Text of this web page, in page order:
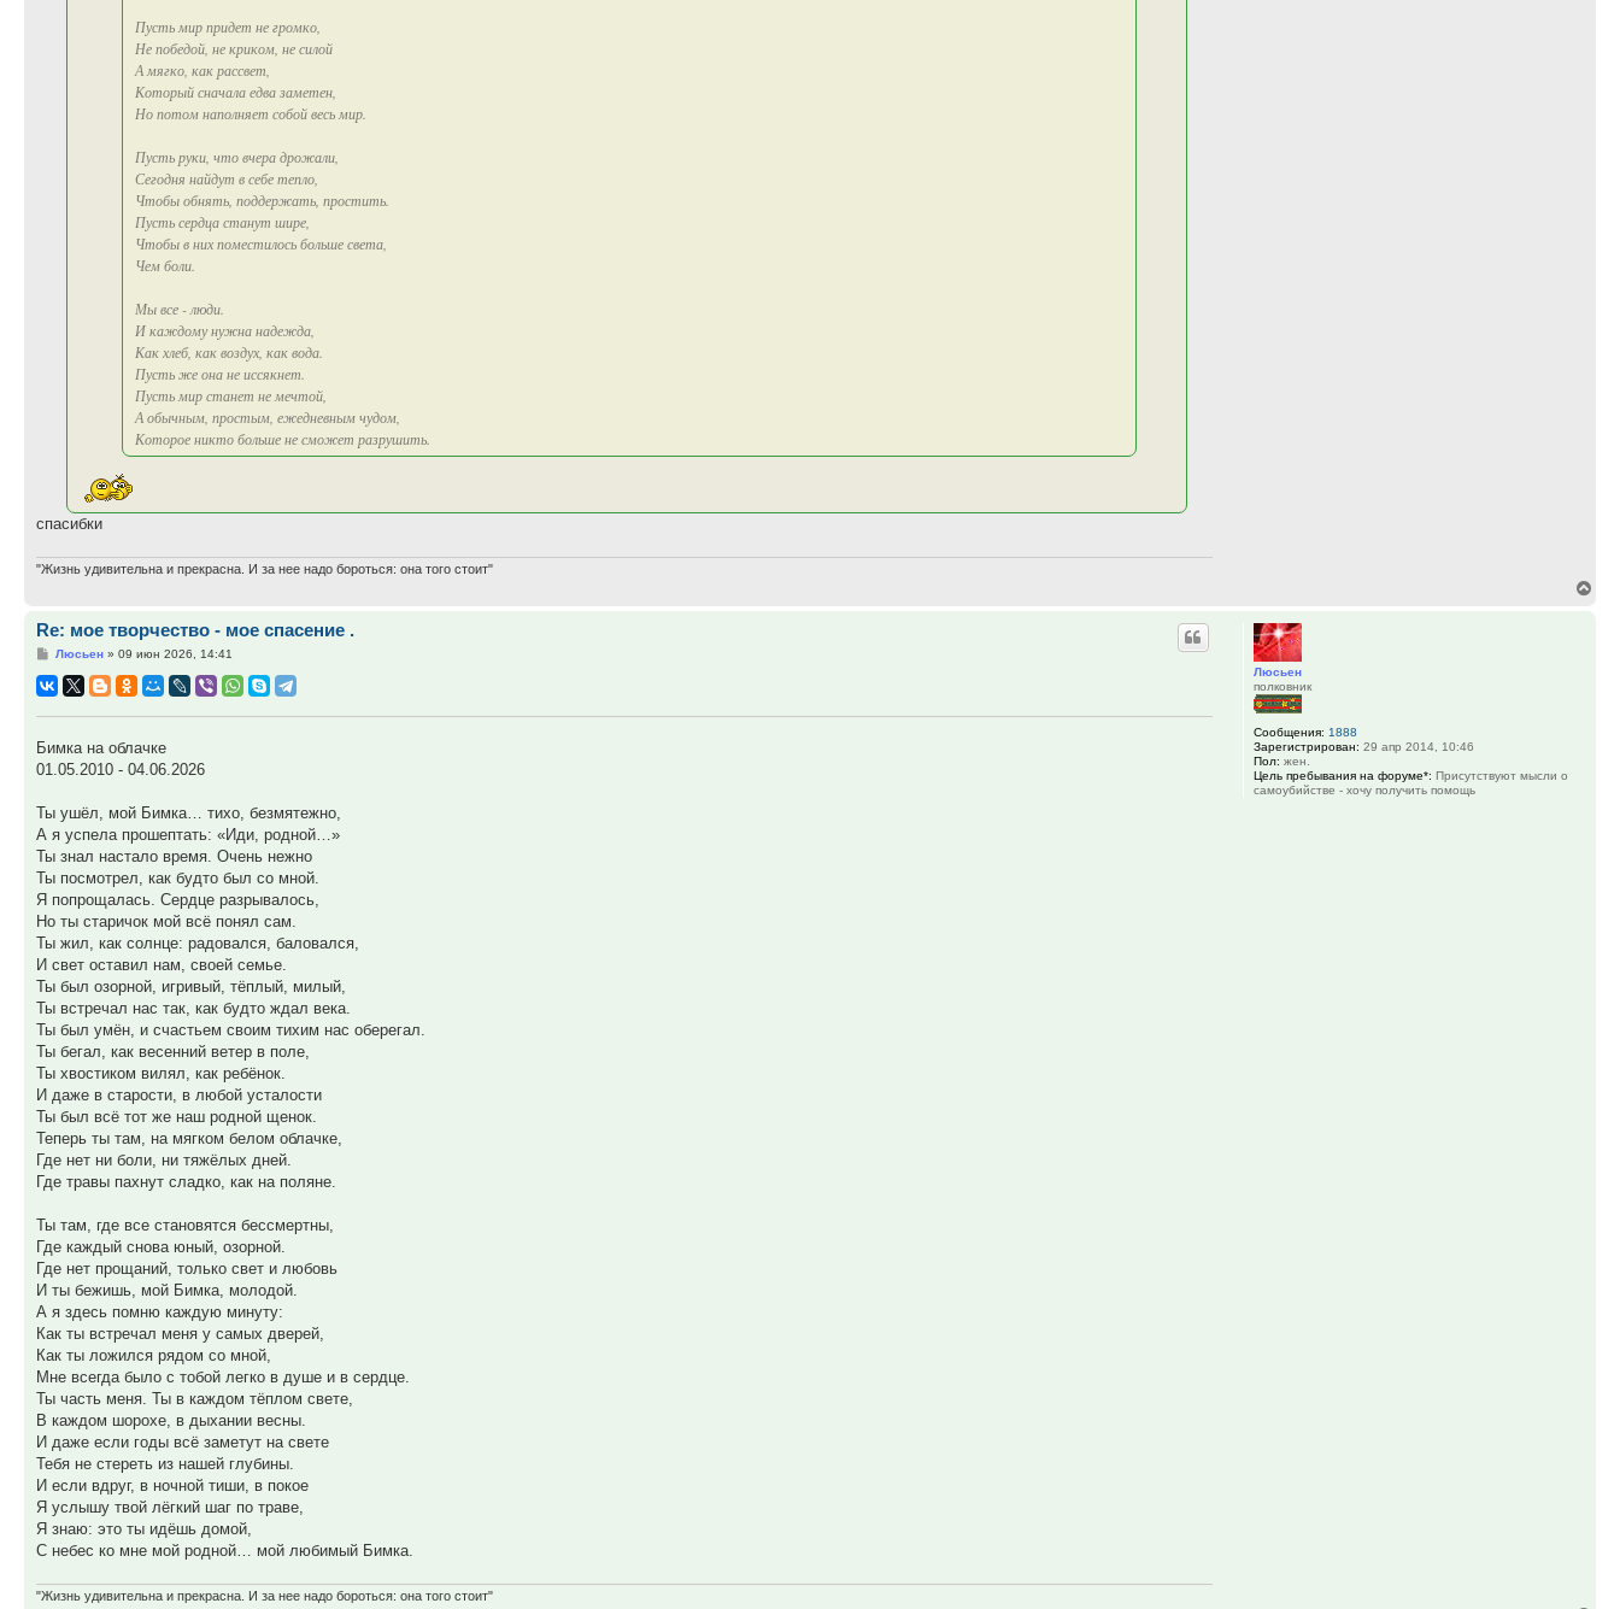
Пусть мир придет не громко,
Не победой, не криком, не силой
А мягко, как рассвет,
Который сначала едва заметен,
Но потом наполняет собой весь мир.
Пусть руки, что вчера дрожали,
Сегодня найдут в себе тепло,
Чтобы обнять, поддержать, простить.
Пусть сердца станут шире,
Чтобы в них поместилось больше света,
Чем боли.
Мы все - люди.
И каждому нужна надежда,
Как хлеб, как воздух, как вода.
Пусть же она не иссякнет.
Пусть мир станет не мечтой,
А обычным, простым, ежедневным чудом,
Которое никто больше не сможет разрушить.
спасибки
"Жизнь удивительна и прекрасна. И за нее надо бороться: она того стоит"
Люсьен
полковник
Сообщения: 1888
Зарегистрирован: 29 апр 2014, 10:46
Пол: жен.
Цель пребывания на форуме*: Присутствуют мысли о
самоубийстве - хочу получить помощь
Re: мое творчество - мое спасение .
Сообщение
Люсьен» 09 июн 2026, 14:41
Бимка на облачке
01.05.2010 - 04.06.2026
Ты ушёл, мой Бимка… тихо, безмятежно,
А я успела прошептать: «Иди, родной…»
Ты знал настало время. Очень нежно
Ты посмотрел, как будто был со мной.
Я попрощалась. Сердце разрывалось,
Но ты старичок мой всё понял сам.
Ты жил, как солнце: радовался, баловался,
И свет оставил нам, своей семье.
Ты был озорной, игривый, тёплый, милый,
Ты встречал нас так, как будто ждал века.
Ты был умён, и счастьем своим тихим нас оберегал.
Ты бегал, как весенний ветер в поле,
Ты хвостиком вилял, как ребёнок.
И даже в старости, в любой усталости
Ты был всё тот же наш родной щенок.
Теперь ты там, на мягком белом облачке,
Где нет ни боли, ни тяжёлых дней.
Где травы пахнут сладко, как на поляне.
Ты там, где все становятся бессмертны,
Где каждый снова юный, озорной.
Где нет прощаний, только свет и любовь
И ты бежишь, мой Бимка, молодой.
А я здесь помню каждую минуту:
Как ты встречал меня у самых дверей,
Как ты ложился рядом со мной,
Мне всегда было с тобой легко в душе и в сердце.
Ты часть меня. Ты в каждом тёплом свете,
В каждом шорохе, в дыхании весны.
И даже если годы всё заметут на свете
Тебя не стереть из нашей глубины.
И если вдруг, в ночной тиши, в покое
Я услышу твой лёгкий шаг по траве,
Я знаю: это ты идёшь домой,
С небес ко мне мой родной… мой любимый Бимка.
"Жизнь удивительна и прекрасна. И за нее надо бороться: она того стоит"